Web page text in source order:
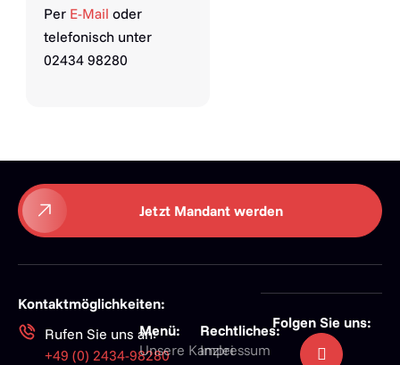
Per E-Mail oder
telefonisch unter
02434 98280
Jetzt Mandant werden
Kontaktmöglichkeiten:
Rufen Sie uns an:
+49 (0) 2434-98280
Menü:
Unsere Kanzlei
Rechtliches:
Impressum
Folgen Sie uns: